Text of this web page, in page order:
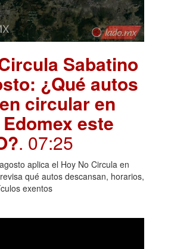
Sabatino
¿Qué autos
circular en
este
. 07:25
aplica el Hoy No Circula en
qué autos descansan, horarios,
exentos